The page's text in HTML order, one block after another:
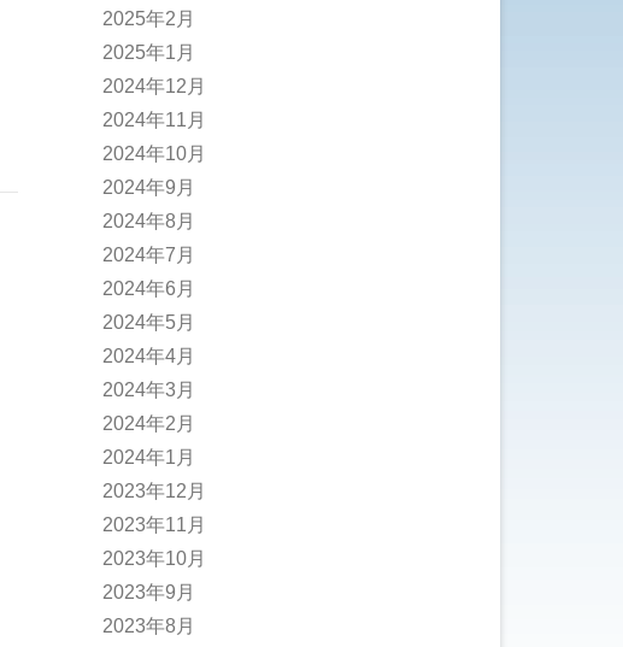
2025年2月
2025年1月
2024年12月
2024年11月
2024年10月
2024年9月
2024年8月
2024年7月
2024年6月
2024年5月
2024年4月
2024年3月
2024年2月
2024年1月
2023年12月
2023年11月
2023年10月
2023年9月
2023年8月